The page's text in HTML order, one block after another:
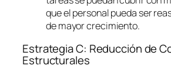
que el personal pueda ser
de mayor crecimiento.
Estrategia C: Reducción de
Estructurales